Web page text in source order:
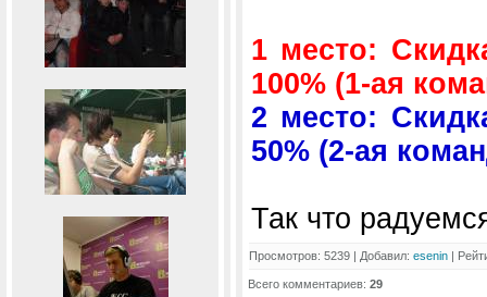
1 место:
100% (1-ая
2 место:
50% (2-ая
Так что
Просмотров: 5239 | Добавил: esenin |
Всего комментариев: 29